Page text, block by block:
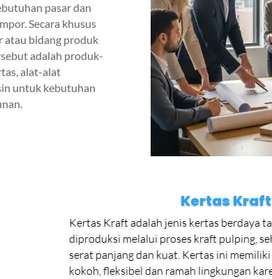
pasar dan
Secara khusus
atau bidang produk
adalah produk-
alat-alat
untuk kebutuhan
Kertas Kraft
Kertas Kraft adalah jenis kertas berdaya
diproduksi melalui proses kraft pulping,
serat panjang dan kuat. Kertas ini
kokoh, fleksibel dan ramah lingkungan